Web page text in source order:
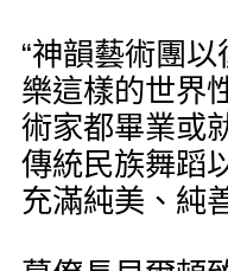
“神韻藝術團
樂這樣的世界
術家都畢業或
傳統民族舞蹈
充滿純美、純